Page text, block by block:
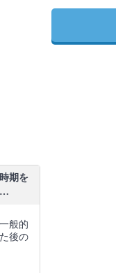
期を
…
般的
後の